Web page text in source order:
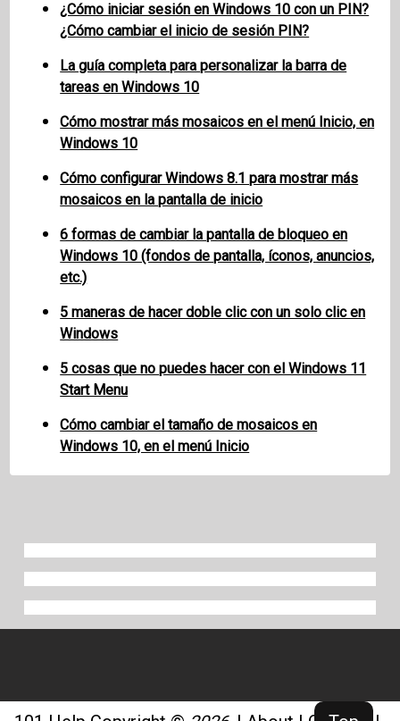
¿Cómo iniciar sesión en Windows 10 con un PIN?
¿Cómo cambiar el inicio de sesión PIN?
La guía completa para personalizar la barra de
tareas en Windows 10
Cómo mostrar más mosaicos en el menú Inicio, en
Windows 10
Cómo configurar Windows 8.1 para mostrar más
mosaicos en la pantalla de inicio
6 formas de cambiar la pantalla de bloqueo en
Windows 10 (fondos de pantalla, íconos, anuncios,
etc.)
5 maneras de hacer doble clic con un solo clic en
Windows
5 cosas que no puedes hacer con el Windows 11
Start Menu
Cómo cambiar el tamaño de mosaicos en
Windows 10, en el menú Inicio